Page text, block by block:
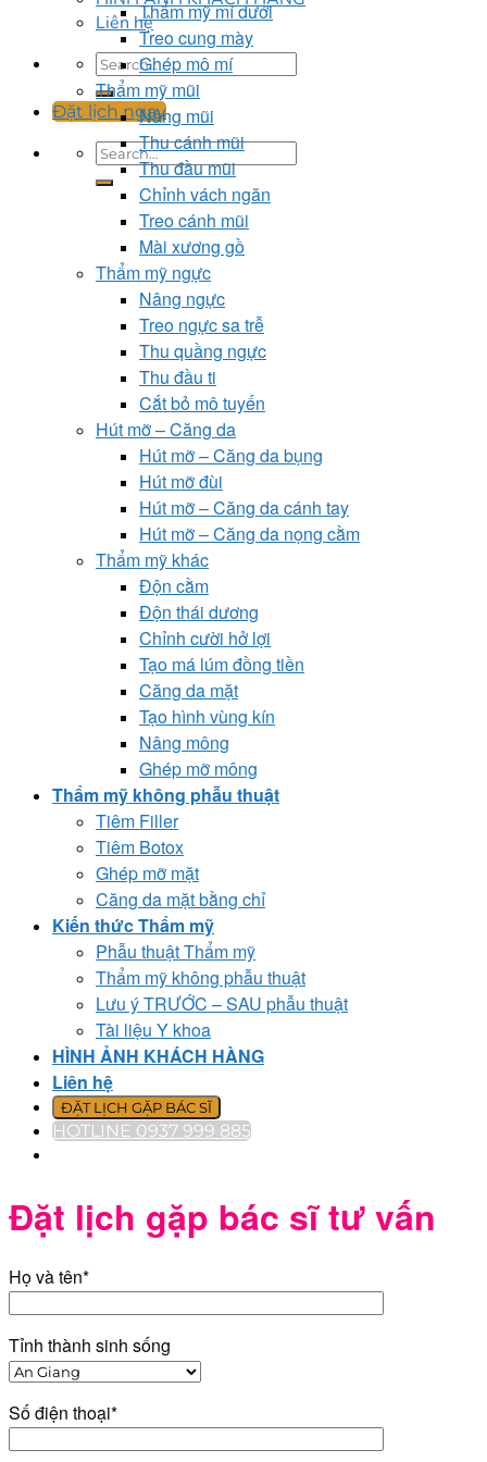
Liên hệ
Đặt lịch ngay
Thẩm mỹ mí dưới
Treo cung mày
Ghép mô mí
Thẩm mỹ mũi
Nâng mũi
Thu cánh mũi
Thu đầu mũi
Chỉnh vách ngăn
Treo cánh mũi
Mài xương gồ
Thẩm mỹ ngực
Nâng ngực
Treo ngực sa trễ
Thu quầng ngực
Thu đầu ti
Cắt bỏ mô tuyến
Hút mỡ – Căng da
Hút mỡ – Căng da bụng
Hút mỡ đùi
Hút mỡ – Căng da cánh tay
Hút mỡ – Căng da nọng cằm
Thẩm mỹ khác
Độn cằm
Độn thái dương
Chỉnh cười hở lợi
Tạo má lúm đồng tiền
Căng da mặt
Tạo hình vùng kín
Nâng mông
Ghép mỡ mông
Thẩm mỹ không phẫu thuật
Tiêm Filler
Tiêm Botox
Ghép mỡ mặt
Căng da mặt bằng chỉ
Kiến thức Thẩm mỹ
Phẫu thuật Thẩm mỹ
Thẩm mỹ không phẫu thuật
Lưu ý TRƯỚC – SAU phẫu thuật
Tài liệu Y khoa
HÌNH ẢNH KHÁCH HÀNG
Liên hệ
ĐẶT LỊCH GẶP BÁC SĨ
HOTLINE 0937 999 885
Đặt lịch gặp bác sĩ tư vấn
Họ và tên*
Tỉnh thành sinh sống
Số điện thoại*